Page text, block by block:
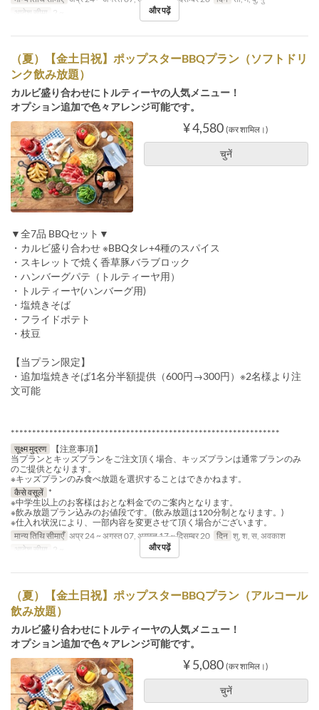
आदेश सीमा 2 ~ और पढ़ें
（夏）【金土日祝】ポップスターBBQプラン（ソフトドリ
ンク飲み放題）
カルビ盛り合わせにトルティーヤの人気メニュー！
オプション追加で色々アレンジ可能です。
¥ 4,580 (कर शामिल।)
चुनें
▼全7品 BBQセット▼
・カルビ盛り合わせ ※BBQタレ+4種のスパイス
・スキレットで焼く香草豚バラブロック
・ハンバーグパテ（トルティーヤ用）
・トルティーヤ(ハンバーグ用)
・塩焼きそば
・フライドポテト
・枝豆
【当プラン限定】
・追加塩焼きそば1名分半額提供（600円→300円）※2名様より注
文可能
***************************************************************
सूक्ष्म मुद्रण
【注意事項】
当プランとキッズプランをご注文頂く場合、キッズプランは通常プランのみ
のご提供となります。
※キッズプランのみ食べ放題を選択することはできかねます。
कैसे वसूलें *
※中学生以上のお客様はおとな料金でのご案内となります。
※飲み放題プラン込みのお値段です。(飲み放題は120分制となります。)
※仕入れ状況により、一部内容を変更させて頂く場合がございます。
मान्य तिथि सीमाएँ अप्र 24 ~ अगस्त 07, अगस्त 17 ~ दिसम्बर 20 दिन शु, श, स, अवकाश
आदेश सीमा 2 ~ और पढ़ें
（夏）【金土日祝】ポップスターBBQプラン（アルコール
飲み放題）
カルビ盛り合わせにトルティーヤの人気メニュー！
オプション追加で色々アレンジ可能です。
¥ 5,080 (कर शामिल।)
चुनें